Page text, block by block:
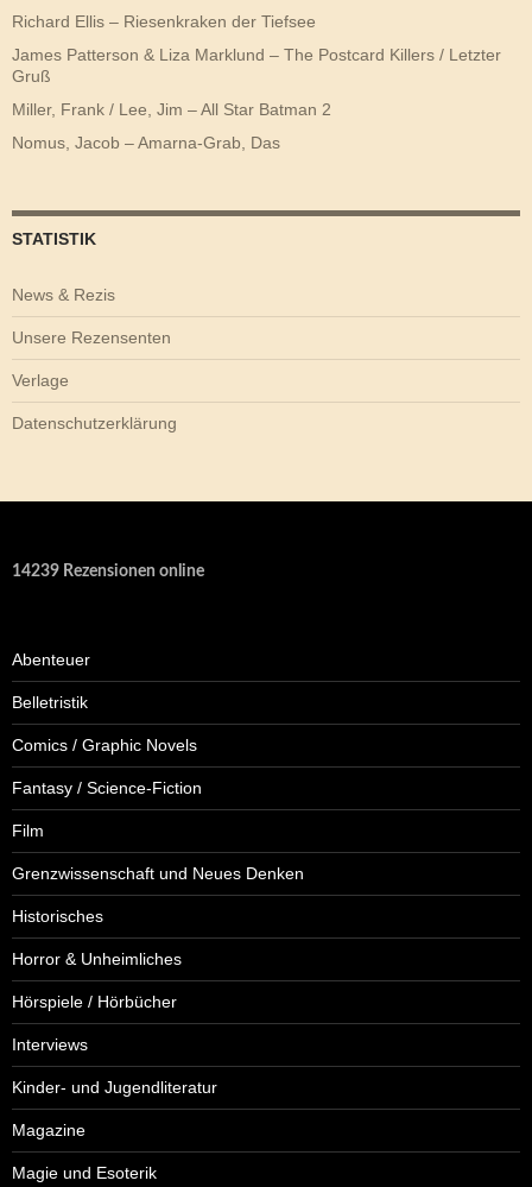
Richard Ellis – Riesenkraken der Tiefsee
James Patterson & Liza Marklund – The Postcard Killers / Letzter
Gruß
Miller, Frank / Lee, Jim – All Star Batman 2
Nomus, Jacob – Amarna-Grab, Das
STATISTIK
News & Rezis
Unsere Rezensenten
Verlage
Datenschutzerklärung
14239 Rezensionen online
Abenteuer
Belletristik
Comics / Graphic Novels
Fantasy / Science-Fiction
Film
Grenzwissenschaft und Neues Denken
Historisches
Horror & Unheimliches
Hörspiele / Hörbücher
Interviews
Kinder- und Jugendliteratur
Magazine
Magie und Esoterik